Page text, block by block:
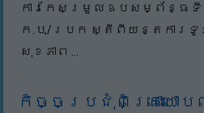
ការកែសម្រួលឧបសម្ព័ន្ធទី
ក.ប/ប្រក ស្តីពីយន្តការទូទាត់
សុខភាព ...
កិច្ចប្រជុំពិគ្រោះយោប